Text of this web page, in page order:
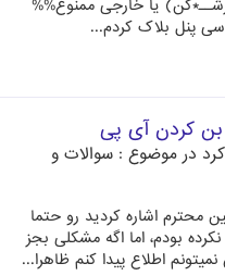
یا خارجی ممنوع%%
پنل بلاک کردم...
بن کردن آی پی
در موضوع : سوالات و
محترم اشاره کردید رو حتما
بودم، اما اگه مشکلی بجز
اطلاع پیدا کنم ظاهرا...